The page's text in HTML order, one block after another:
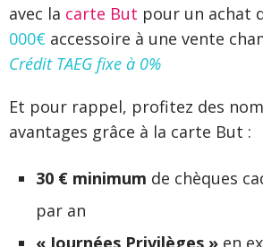
avec la carte But pour un achat
000€ accessoire à une vente
Crédit TAEG fixe à 0%
Et pour rappel, profitez des
avantages grâce à la carte But :
30 € minimum de chèques
par an
« Journées Privilèges » en